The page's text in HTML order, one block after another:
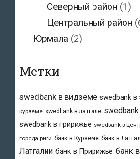
Северный район (1)
Центральный район
Юрмала (2)
Метки
swedbank в видземе swedbank в
курземе swedbank в латгале swedbank
swedbank в пририжье swedbank в
города риги банк в Курземе банк в
Латгалии банк в Пририжье банк